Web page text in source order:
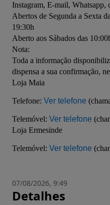
Instagram, E-mail, Whatsapp,
Abertos de Segunda a Sexta
19:30h
Aberto aos Sábados das
Nota:
Toda a informação
dispensa a sua confirmação,
Loja Maia
Telefone: Ver telefone
Telemóvel: Ver telefone
Loja Ermesinde
Telemóvel: Ver telefone
07/08/2026, 9:49
Detalhes